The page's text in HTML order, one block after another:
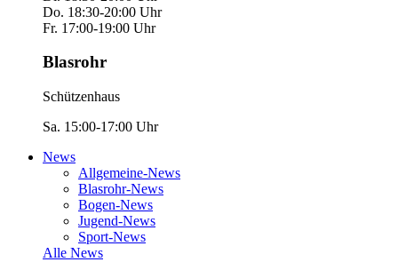
Do. 18:30-20:00 Uhr
Fr. 17:00-19:00 Uhr
Blasrohr
Schützenhaus
Sa. 15:00-17:00 Uhr
News
Allgemeine-News
Blasrohr-News
Bogen-News
Jugend-News
Sport-News
Alle News